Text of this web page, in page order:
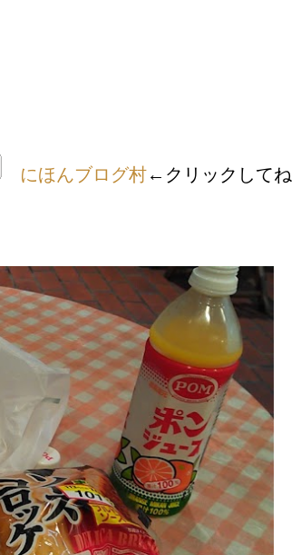
にほんブログ村←クリックしてね